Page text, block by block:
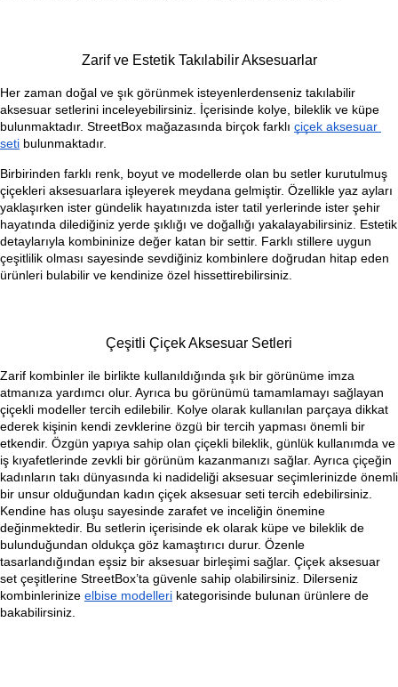
Zarif ve Estetik Takılabilir Aksesuarlar
Her zaman doğal ve şık görünmek isteyenlerdenseniz takılabilir
aksesuar setlerini inceleyebilirsiniz. İçerisinde kolye, bileklik ve küpe
bulunmaktadır. StreetBox mağazasında birçok farklı çiçek aksesuar
seti bulunmaktadır.
Birbirinden farklı renk, boyut ve modellerde olan bu setler kurutulmuş
çiçekleri aksesuarlara işleyerek meydana gelmiştir. Özellikle yaz ayları
yaklaşırken ister gündelik hayatınızda ister tatil yerlerinde ister şehir
hayatında dilediğiniz yerde şıklığı ve doğallığı yakalayabilirsiniz. Estetik
detaylarıyla kombininize değer katan bir settir. Farklı stillere uygun
çeşitlilik olması sayesinde sevdiğiniz kombinlere doğrudan hitap eden
ürünleri bulabilir ve kendinize özel hissettirebilirsiniz.
Çeşitli Çiçek Aksesuar Setleri
Zarif kombinler ile birlikte kullanıldığında şık bir görünüme imza
atmanıza yardımcı olur. Ayrıca bu görünümü tamamlamayı sağlayan
çiçekli modeller tercih edilebilir. Kolye olarak kullanılan parçaya dikkat
ederek kişinin kendi zevklerine özgü bir tercih yapması önemli bir
etkendir. Özgün yapıya sahip olan çiçekli bileklik, günlük kullanımda ve
iş kıyafetlerinde zevkli bir görünüm kazanmanızı sağlar. Ayrıca çiçeğin
kadınların takı dünyasında ki nadideliği aksesuar seçimlerinizde önemli
bir unsur olduğundan kadın çiçek aksesuar seti tercih edebilirsiniz.
Kendine has oluşu sayesinde zarafet ve inceliğin önemine
değinmektedir. Bu setlerin içerisinde ek olarak küpe ve bileklik de
bulunduğundan oldukça göz kamaştırıcı durur. Özenle
tasarlandığından eşsiz bir aksesuar birleşimi sağlar. Çiçek aksesuar
set çeşitlerine StreetBox’ta güvenle sahip olabilirsiniz. Dilerseniz
kombinlerinize elbise modelleri kategorisinde bulunan ürünlere de
bakabilirsiniz.